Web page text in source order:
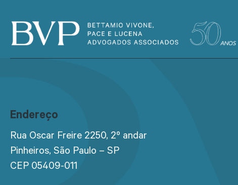
Endereço
Rua Oscar Freire 2250, 2º andar
Pinheiros, São Paulo – SP
CEP 05409-011